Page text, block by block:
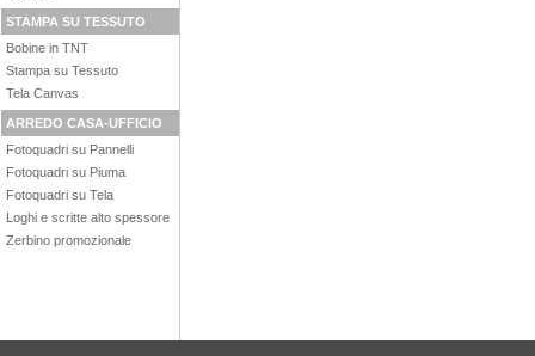
STAMPA SU TESSUTO
Bobine in TNT
Stampa su Tessuto
Tela Canvas
ARREDO CASA-UFFICIO
Fotoquadri su Pannelli
Fotoquadri su Piuma
Fotoquadri su Tela
Loghi e scritte alto spessore
Zerbino promozionale